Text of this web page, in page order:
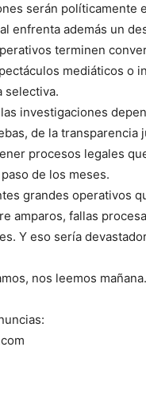
serán políticamente
enfrenta además un
terminen
mediáticos o
selectiva.
investigaciones
de la transparencia
procesos legales
de los meses.
grandes operativos
amparos, fallas
Y eso sería
nos leemos mañana.